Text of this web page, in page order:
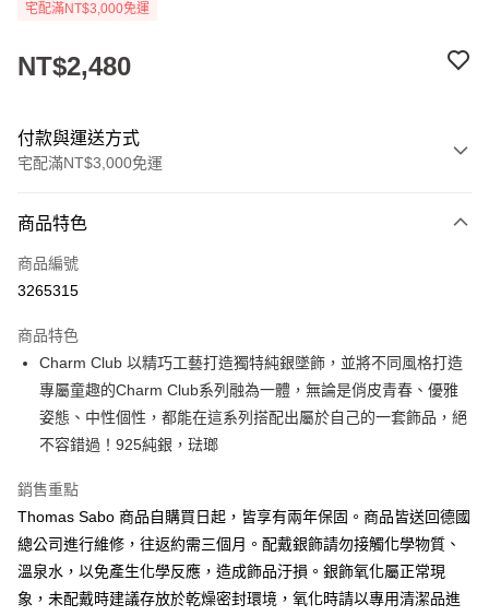
宅配滿NT$3,000免運
NT$2,480
付款與運送方式
宅配滿NT$3,000免運
信用卡一次付款
LINE Pay
街口支付
悠遊付
ATM付款
運送方式
黑貓宅急便
每筆NT$100，滿NT$3,000(含以上)免運費
商品特色
商品編號
3265315
商品特色
Charm Club 以精巧工藝打造獨特純銀墜飾，並將不同風格打造
專屬童趣的Charm Club系列融為一體，無論是俏皮青春、優雅
姿態、中性個性，都能在這系列搭配出屬於自己的一套飾品，絕
不容錯過！925純銀，琺瑯
銷售重點
Thomas Sabo 商品自購買日起，皆享有兩年保固。商品皆送回德國
總公司進行維修，往返約需三個月。配戴銀飾請勿接觸化學物質、
溫泉水，以免產生化學反應，造成飾品汙損。銀飾氧化屬正常現
象，未配戴時建議存放於乾燥密封環境，氧化時請以專用清潔品進